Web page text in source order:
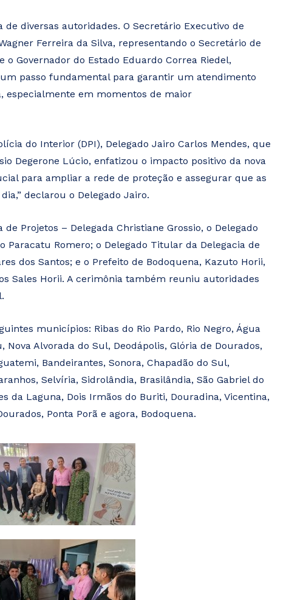
diversas autoridades. O Secretário Executivo de
Ferreira da Silva, representando o Secretário de
Governador do Estado Eduardo Correa Riedel,
passo fundamental para garantir um atendimento
especialmente em momentos de maior
do Interior (DPI), Delegado Jairo Carlos Mendes, que
Degerone Lúcio, enfatizou o impacto positivo da nova
para ampliar a rede de proteção e assegurar que as
declarou o Delegado Jairo.
Projetos – Delegada Christiane Grossio, o Delegado
Paracatu Romero; o Delegado Titular da Delegacia de
dos Santos; e o Prefeito de Bodoquena, Kazuto Horii,
Sales Horii. A cerimônia também reuniu autoridades
municípios: Ribas do Rio Pardo, Rio Negro, Água
Alvorada do Sul, Deodápolis, Glória de Dourados,
Bandeirantes, Sonora, Chapadão do Sul,
Selvíria, Sidrolândia, Brasilândia, São Gabriel do
da Laguna, Dois Irmãos do Buriti, Douradina, Vicentina,
Ponta Porã e agora, Bodoquena.